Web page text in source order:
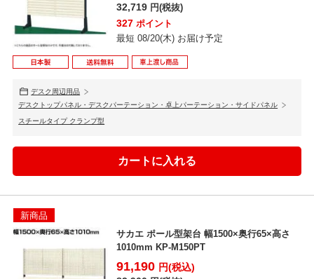
32,719 円(税抜)
327 ポイント
最短 08/20(木) お届け予定
デスク周辺用品
デスクトップパネル・デスクパーテーション・卓上パーテーション・サイドパネル
スチールタイプ クランプ型
新商品
サカエ ポール型架台 幅1500×奥行65×高さ
1010mm KP-M150PT
91,190 円(税込)